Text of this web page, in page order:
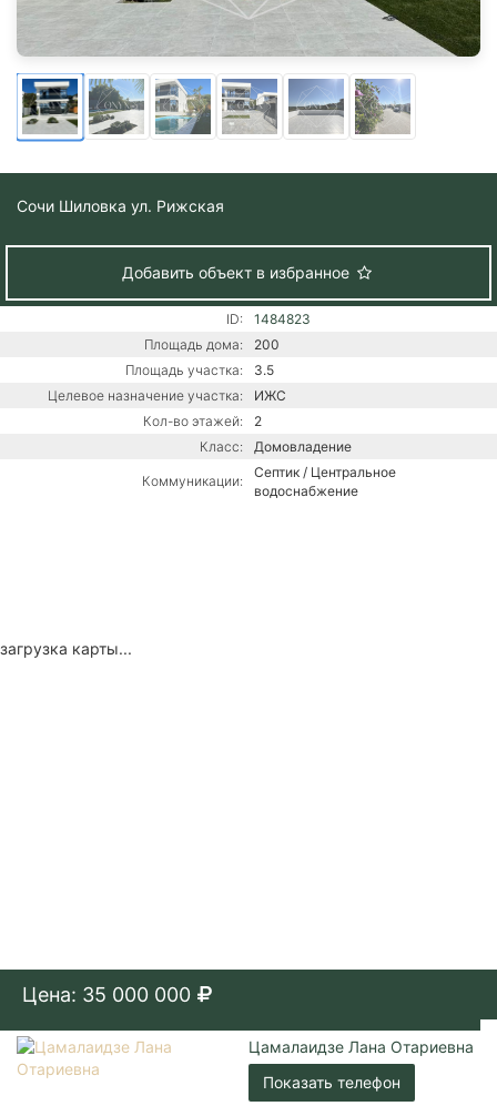
Сочи Шиловка ул. Рижская
Добавить объект в избранное
ID:
1484823
Площадь дома:
200
Площадь участка:
3.5
Целевое назначение участка:
ИЖС
Кол-во этажей:
2
Класс:
Домовладение
Коммуникации:
Септик / Центральное
водоснабжение
загрузка карты...
Цена: 35 000 000
Цамалаидзе Лана Отариевна
Показать телефон